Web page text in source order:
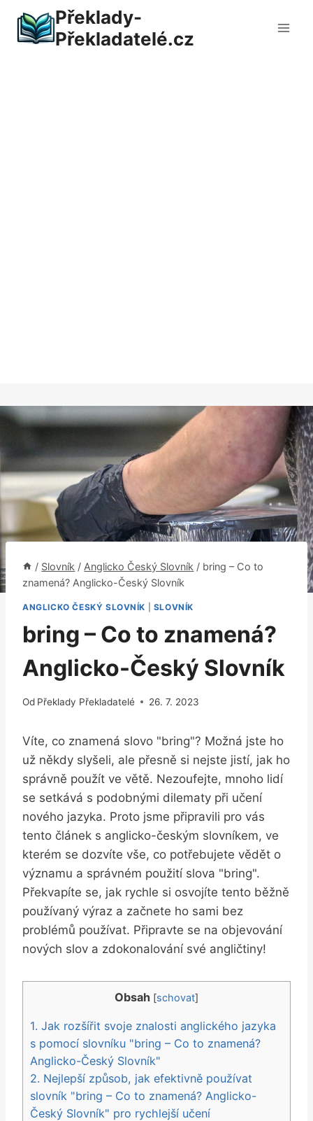
obsah
Překlady-
Překladatelé.cz
/ Slovník / Anglicko Český Slovník / bring – Co to
znamená? Anglicko-Český Slovník
ANGLICKO ČESKÝ SLOVNÍK SLOVNÍK
bring – Co to znamená?
Anglicko-Český Slovník
Od Překlady Překladatelé 26. 7. 2023
Víte, co znamená slovo "bring"? Možná jste ho
už někdy slyšeli, ale přesně si nejste jistí, jak ho
správně použít ve větě. Nezoufejte, mnoho lidí
se setkává s podobnými dilematy při učení
nového jazyka. Proto jsme připravili pro vás
tento článek s anglicko-českým slovníkem, ve
kterém se dozvíte vše, co potřebujete vědět o
významu a správném použití slova "bring".
Překvapíte se, jak rychle si osvojíte tento běžně
používaný výraz a začnete ho sami bez
problémů používat. Připravte se na objevování
nových slov a zdokonalování své angličtiny!
Obsah [schovat]
1. Jak rozšířit svoje znalosti anglického jazyka
s pomocí slovníku "bring – Co to znamená?
Anglicko-Český Slovník"
2. Nejlepší způsob, jak efektivně používat
slovník "bring – Co to znamená? Anglicko-
Český Slovník" pro rychlejší učení